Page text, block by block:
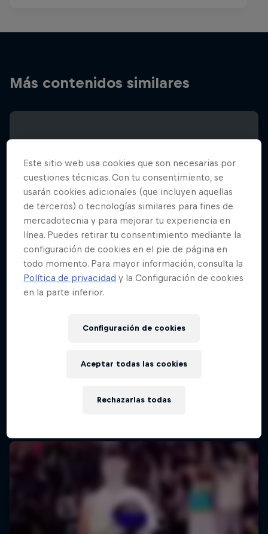
Más contenidos similares
Lima, Peru
Este sitio web usa cookies que son necesarias por
cuestiones técnicas. Con tu consentimiento, se
usarán cookies adicionales (que incluyen aquellas
de terceros) o tecnologías similares para fines de
mercadotecnia y para mejorar tu experiencia en
línea. Puedes retirar tu consentimiento mediante la
configuración de cookies en el pie de página en
todo momento. Para mayor información, consulta la
Política de privacidad y la Configuración de cookies
en la parte inferior.
Configuración de cookies
Rechazarlas todas
Aceptar todas las cookies